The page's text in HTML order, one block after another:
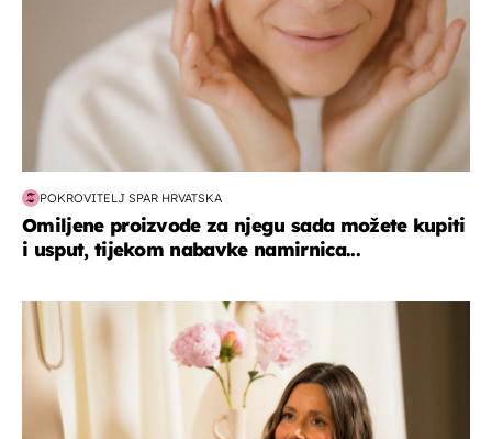
POKROVITELJ SPAR HRVATSKA
Omiljene proizvode za njegu sada možete kupiti
i usput, tijekom nabavke namirnica...
moda & ljepota